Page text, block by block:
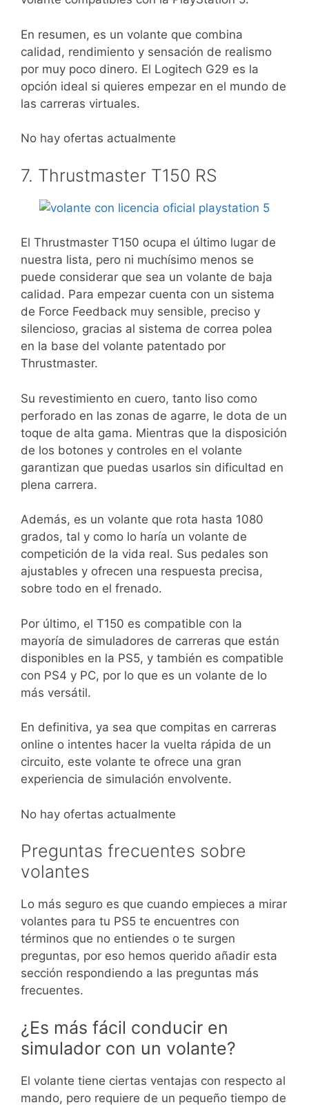
En resumen, es un volante que combina
calidad, rendimiento y sensación de realismo
por muy poco dinero. El Logitech G29 es la
opción ideal si quieres empezar en el mundo de
las carreras virtuales.
No hay ofertas actualmente
7. Thrustmaster T150 RS
El Thrustmaster T150 ocupa el último lugar de
nuestra lista, pero ni muchísimo menos se
puede considerar que sea un volante de baja
calidad. Para empezar cuenta con un sistema
de Force Feedback muy sensible, preciso y
silencioso, gracias al sistema de correa polea
en la base del volante patentado por
Thrustmaster.
Su revestimiento en cuero, tanto liso como
perforado en las zonas de agarre, le dota de un
toque de alta gama. Mientras que la disposición
de los botones y controles en el volante
garantizan que puedas usarlos sin dificultad en
plena carrera.
Además, es un volante que rota hasta 1080
grados, tal y como lo haría un volante de
competición de la vida real. Sus pedales son
ajustables y ofrecen una respuesta precisa,
sobre todo en el frenado.
Por último, el T150 es compatible con la
mayoría de simuladores de carreras que están
disponibles en la PS5, y también es compatible
con PS4 y PC, por lo que es un volante de lo
más versátil.
En definitiva, ya sea que compitas en carreras
online o intentes hacer la vuelta rápida de un
circuito, este volante te ofrece una gran
experiencia de simulación envolvente.
No hay ofertas actualmente
Preguntas frecuentes sobre
volantes
Lo más seguro es que cuando empieces a mirar
volantes para tu PS5 te encuentres con
términos que no entiendes o te surgen
preguntas, por eso hemos querido añadir esta
sección respondiendo a las preguntas más
frecuentes.
¿Es más fácil conducir en
simulador con un volante?
El volante tiene ciertas ventajas con respecto al
mando, pero requiere de un pequeño tiempo de